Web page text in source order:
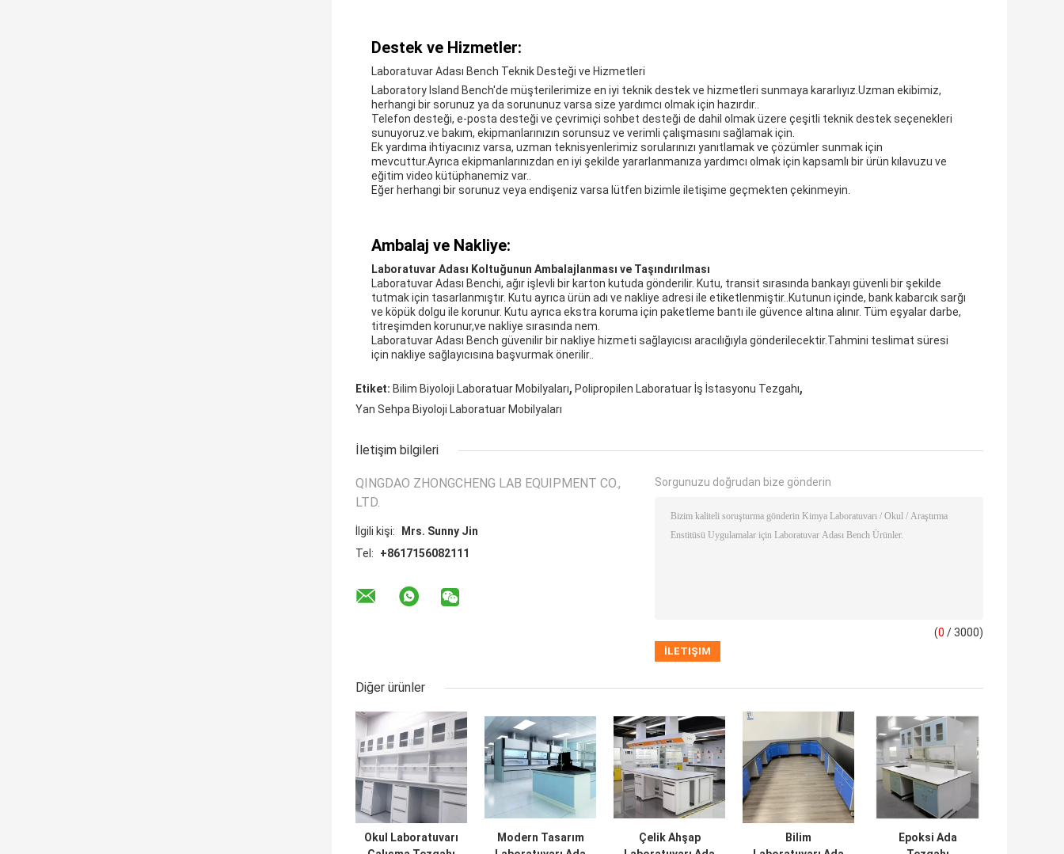
Destek ve Hizmetler:
Laboratuvar Adası Bench Teknik Desteği ve Hizmetleri
Laboratory Island Bench'de müşterilerimize en iyi teknik destek ve hizmetleri sunmaya kararlıyız.Uzman ekibimiz,
herhangi bir sorunuz ya da sorununuz varsa size yardımcı olmak için hazırdır..
Telefon desteği, e-posta desteği ve çevrimiçi sohbet desteği de dahil olmak üzere çeşitli teknik destek seçenekleri
sunuyoruz.ve bakım, ekipmanlarınızın sorunsuz ve verimli çalışmasını sağlamak için.
Ek yardıma ihtiyacınız varsa, uzman teknisyenlerimiz sorularınızı yanıtlamak ve çözümler sunmak için
mevcuttur.Ayrıca ekipmanlarınızdan en iyi şekilde yararlanmanıza yardımcı olmak için kapsamlı bir ürün kılavuzu ve
eğitim video kütüphanemiz var..
Eğer herhangi bir sorunuz veya endişeniz varsa lütfen bizimle iletişime geçmekten çekinmeyin.
Ambalaj ve Nakliye:
Laboratuvar Adası Koltuğunun Ambalajlanması ve Taşındırılması
Laboratuvar Adası Benchi, ağır işlevli bir karton kutuda gönderilir. Kutu, transit sırasında bankayı güvenli bir şekilde
tutmak için tasarlanmıştır. Kutu ayrıca ürün adı ve nakliye adresi ile etiketlenmiştir..Kutunun içinde, bank kabarcık sarğı
ve köpük dolgu ile korunur. Kutu ayrıca ekstra koruma için paketleme bantı ile güvence altına alınır. Tüm eşyalar darbe,
titreşimden korunur,ve nakliye sırasında nem.
Laboratuvar Adası Bench güvenilir bir nakliye hizmeti sağlayıcısı aracılığıyla gönderilecektir.Tahmini teslimat süresi
için nakliye sağlayıcısına başvurmak önerilir..
Etiket: Bilim Biyoloji Laboratuar Mobilyaları, Polipropilen Laboratuar İş İstasyonu Tezgahı,
Yan Sehpa Biyoloji Laboratuar Mobilyaları
İletişim bilgileri
QINGDAO ZHONGCHENG LAB EQUIPMENT CO.,
LTD.
İlgili kişi:
Mrs. Sunny Jin
Tel:
+8617156082111
Sorgunuzu doğrudan bize gönderin
(0 / 3000)
Diğer ürünler
Okul Laboratuvarı
Modern Tasarım
Çelik Ahşap
Bilim
Epoksi Ada